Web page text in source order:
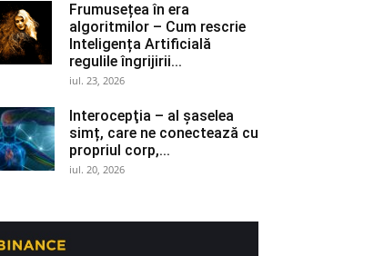
Frumusețea în era
algoritmilor – Cum rescrie
Inteligența Artificială
regulile îngrijirii...
iul. 23, 2026
Interocepţia – al șaselea
simț, care ne conectează cu
propriul corp,...
iul. 20, 2026